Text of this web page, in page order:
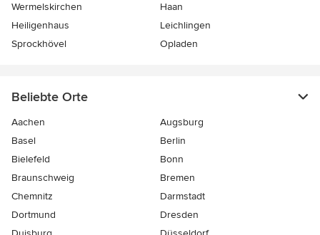
Wermelskirchen
Haan
Heiligenhaus
Leichlingen
Sprockhövel
Opladen
Beliebte Orte
Aachen
Augsburg
Basel
Berlin
Bielefeld
Bonn
Braunschweig
Bremen
Chemnitz
Darmstadt
Dortmund
Dresden